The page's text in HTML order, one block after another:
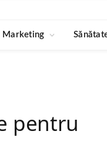
Marketing
pentru